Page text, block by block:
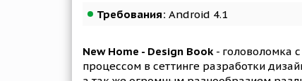
Требования: Android 4.1
New Home - Design Book- головоломка
процессом в сеттинге разработки